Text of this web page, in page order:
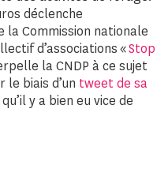
déclenche
la Commission nationale
d’associations «Stop
la CNDP à ce sujet
biais d’un tweet de sa
y a bien eu vice de